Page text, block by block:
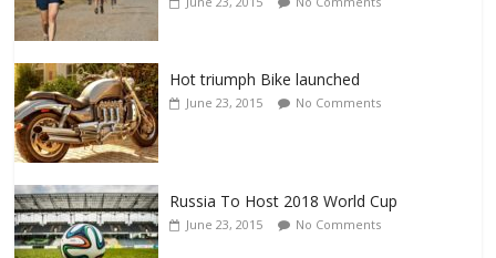
Hot triumph Bike launched
June 23, 2015 No Comments
Russia To Host 2018 World Cup
June 23, 2015 No Comments